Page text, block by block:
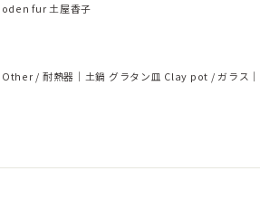
fur 土屋香子
Other 耐熱器｜土鍋 グラタン皿 Clay pot ガラス